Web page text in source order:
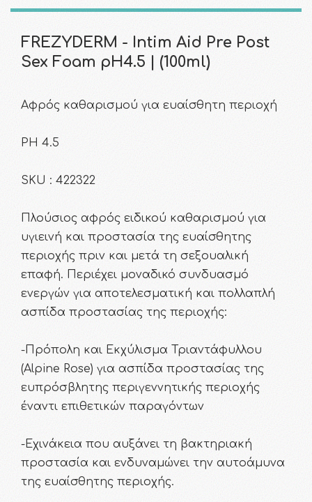
FREZYDERM - Intim Aid Pre Post
Sex Foam pH4.5 | (100ml)
Αφρός καθαρισμού για ευαίσθητη περιοχή
PH 4.5
SKU : 422322
Πλούσιος αφρός ειδικού καθαρισμού για
υγιεινή και προστασία της ευαίσθητης
περιοχής πριν και μετά τη σεξουαλική
επαφή. Περιέχει μοναδικό συνδυασμό
ενεργών για αποτελεσματική και πολλαπλή
ασπίδα προστασίας της περιοχής:
-Πρόπολη και Εκχύλισμα Τριαντάφυλλου
(Alpine Rose) για ασπίδα προστασίας της
ευπρόσβλητης περιγεννητικής περιοχής
έναντι επιθετικών παραγόντων
-Εχινάκεια που αυξάνει τη βακτηριακή
προστασία και ενδυναμώνει την αυτοάμυνα
της ευαίσθητης περιοχής.